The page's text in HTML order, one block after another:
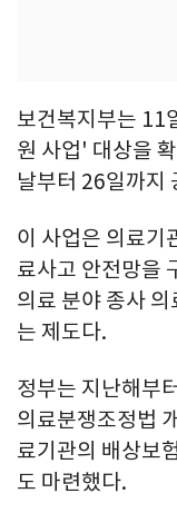
보건복지부는 11
원 사업' 대상을
날부터 26일까지
이 사업은 의료기
료사고 안전망을
의료 분야 종사
는 제도다.
정부는 지난해부
의료분쟁조정법
료기관의 배상보
도 마련했다.